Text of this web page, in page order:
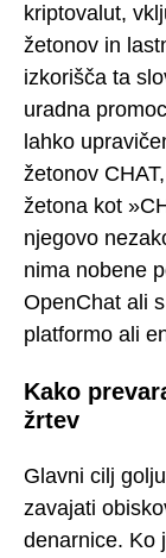
kriptovalut,
žetonov in
izkorišča ta
uradna
lahko
žetonov
žetona kot
njegovo
nima nobene
OpenChat ali
platformo ali
Kako
žrtev
Glavni cilj
zavajati
denarnice. Ko